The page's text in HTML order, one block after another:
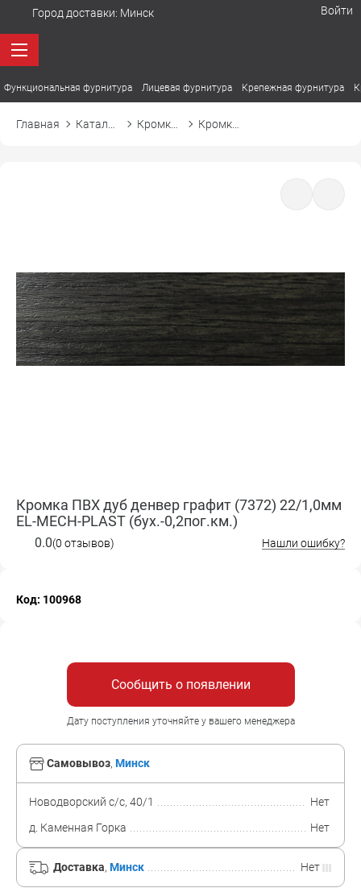
Город доставки: Минск Войти
Функциональная фурнитура Лицевая фурнитура Крепежная фурнитура
Главная
Кромка ПВХ дуб денвер графит (7372) 22/1,0мм
EL-MECH-PLAST (бух.-0,2пог.км.)
0.0(0 отзывов) Нашли ошибку?
Код: 100968
Сообщить о появлении
Дату поступления уточняйте у вашего менеджера
Самовывоз, Минск
Новодворский с/с, 40/1
Нет
д. Каменная Горка
Нет
Доставка, Минск Нет